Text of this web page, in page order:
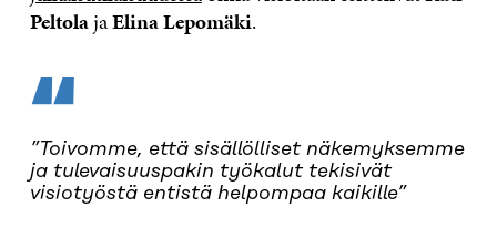
PeltolajaElina Lepomäki.
“
”Toivomme, että sisällölliset näkemyksemme
ja tulevaisuuspakin työkalut tekisivät
visiotyöstä entistä helpompaa kaikille”